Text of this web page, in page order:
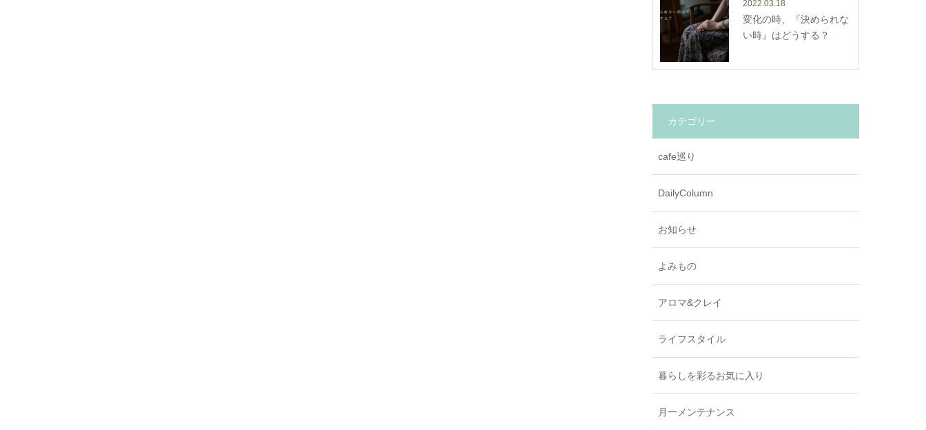
2022.03.18
変化の時、『決められな
い時』はどうする？
カテゴリー
cafe巡り
DailyColumn
お知らせ
よみもの
アロマ&クレイ
ライフスタイル
暮らしを彩るお気に入り
月一メンテナンス